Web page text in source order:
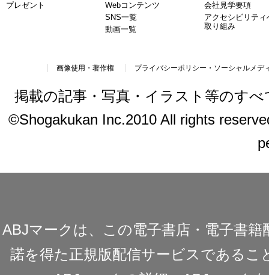
プレゼント
Webコンテンツ
SNS一覧
動画一覧
会社見学要項
アクセシビリティ
取り組み
画像使用・著作権 プライバシーポリシー・ソーシャルメデ
掲載の記事・写真・イラスト等のす
©Shogakukan Inc.2010 All rights
ABJマークは、この電子書店・電子書
諾を得た正規版配信サービスであるこ